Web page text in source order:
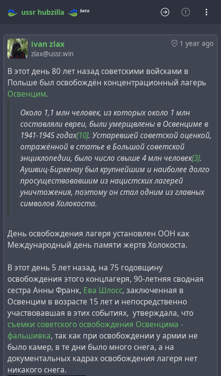
ussr hubzilla beta
1 year ago
ivan zlax
zlax@ussr.win
В этот день 80 лет назад советскими войсками в
Польше был освобождён концентрационный лагерь
Освенцим.
Около 1,1 млн человек, из которых около 1 млн
составляли евреи, были умерщвлены в Освенциме в
1941-1945 годах[10]. Устаревшей советской оценкой,
отражённой в статье в Большой советской
энциклопедии, было число свыше 4 млн человек[3].
Аушвиц-Биркенау был крупнейшим и наиболее долго
просуществовавшим из нацистских лагерей
уничтожения, поэтому он стал одним из главных
символов Холокоста.
День освобождения лагеря установлен ООН как
Международный день памяти жертв Холокоста.
В этот день 5 лет назад, на 75 годовщину
освобождения этого концлагеря, 90-летняя сводная
сестра Анны Франк, Ева Шлосс, заключенная в
Освенцим в возрасте 15 лет и непосредственно
участвовавшая в этих событиях, утверждала, что
съемки советского освобождения Освенцима -
фальшивка, так как при освобождении у армии не
было камер, в те дни было много снега, а на
документальных кадрах освобождения лагеря нет
никакого снега.